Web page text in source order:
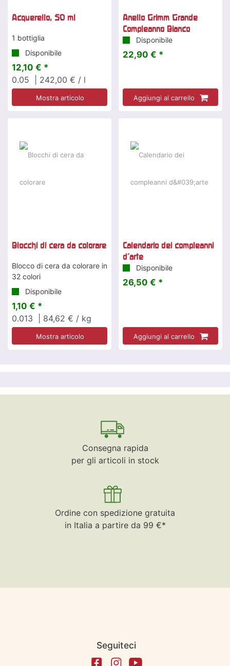
Acquerello, 50 ml
1 bottiglia
Disponibile
12,10 € *
0.05
| 242,00 € / l
Mostra articolo
Anello Grimm Grande
Compleanno Bianco
Disponibile
22,90 € *
Aggiungi al carrello
Blocchi di cera da colorare
Blocco di cera da colorare in
32 colori
Disponibile
1,10 € *
0.013
| 84,62 € / kg
Mostra articolo
Calendario dei compleanni
d'arte
Disponibile
26,50 € *
Aggiungi al carrello
Consegna rapida
per gli articoli in stock
Ordine con spedizione gratuita
in Italia a partire da 99 €*
Seguiteci